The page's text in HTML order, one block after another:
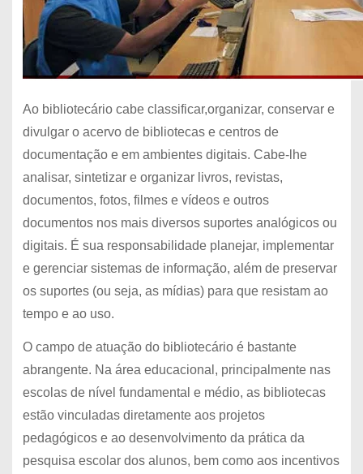
Ao bibliotecário cabe classificar,organizar, conservar e
divulgar o acervo de bibliotecas e centros de
documentação e em ambientes digitais. Cabe-lhe
analisar, sintetizar e organizar livros, revistas,
documentos, fotos, filmes e vídeos e outros
documentos nos mais diversos suportes analógicos ou
digitais. É sua responsabilidade planejar, implementar
e gerenciar sistemas de informação, além de preservar
os suportes (ou seja, as mídias) para que resistam ao
tempo e ao uso.
O campo de atuação do bibliotecário é bastante
abrangente. Na área educacional, principalmente nas
escolas de nível fundamental e médio, as bibliotecas
estão vinculadas diretamente aos projetos
pedagógicos e ao desenvolvimento da prática da
pesquisa escolar dos alunos, bem como aos incentivos